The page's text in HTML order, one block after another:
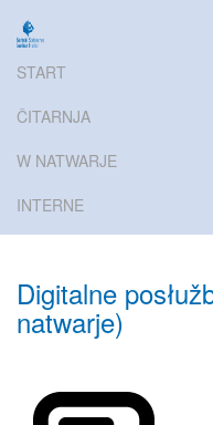
START
ČITARNJA
W NATWARJE
INTERNE
Digitalne
natwarje)